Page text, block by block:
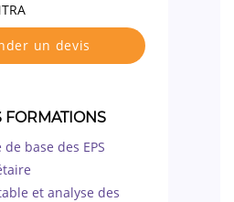
un devis
FORMATIONS
base des EPS
et analyse des